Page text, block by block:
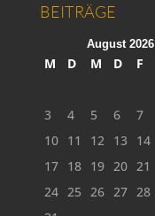
BEITRÄGE
August 2026
M D M D F
3
4 5 6 7
10 11 12 13 14
17 18 19 20 21
24 25 26 27 28